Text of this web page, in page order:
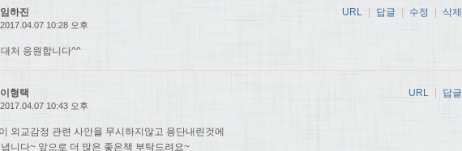
임하진
2017.04.07 10:28 오후
처 응원합니다^^
URL | 답글 | 수정 | 삭제
이형택
2017.04.07 10:43 오후
외교감정 관련 사안을 무시하지않고 용단내린것에
니다~ 앞으로 더 많은 좋은책 부탁드려요~
URL 답글